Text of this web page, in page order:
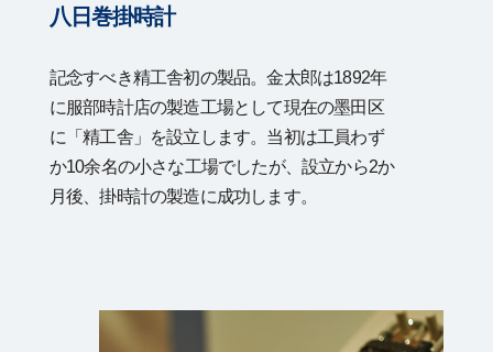
八日巻掛時計
記念すべき精工舎初の製品。金太郎は1892年
に服部時計店の製造工場として現在の墨田区
に「精工舎」を設立します。当初は工員わず
か10余名の小さな工場でしたが、設立から2か
月後、掛時計の製造に成功します。